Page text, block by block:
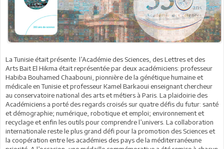
La Tunisie était présente. l’Académie des Sciences, des Lettres et des
Arts Bait El Hikma était représentée par deux académiciens: professeur
Habiba Bouhamed Chaabouni, pionnière de la génétique humaine et
médicale en Tunisie et professeur Kamel Barkaoui enseignant chercheur
au conservatoire national des arts et métiers à Paris. La plaidoirie des
Académiciens a porté des regards croisés sur quatre défis du futur: santé
et démographie; numérique, robotique et emploi; environnement et
recyclage et enfin les outils pour comprendre l’univers. La collaboration
internationale reste le plus grand défi pour la promotion des Sciences et
la coopération entre les académies des pays de la méditerranéeune